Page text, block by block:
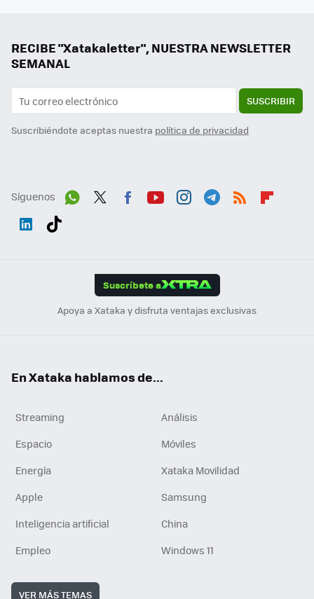
RECIBE "Xatakaletter", NUESTRA NEWSLETTER
SEMANAL
SUSCRIBIR
Suscribiéndote aceptas nuestra política de privacidad
Síguenos
Suscríbete a
Apoya a Xataka y disfruta ventajas exclusivas
En Xataka hablamos de...
Streaming
Análisis
Espacio
Móviles
Energía
Xataka Movilidad
Apple
Samsung
Inteligencia artificial
China
Empleo
Windows 11
VER MÁS TEMAS